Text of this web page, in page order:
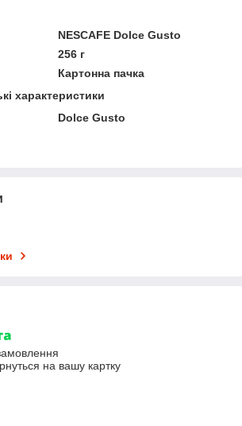
NESCAFE Dolce Gusto
256 г
Картонна пачка
характеристики
Dolce Gusto
на вашу картку